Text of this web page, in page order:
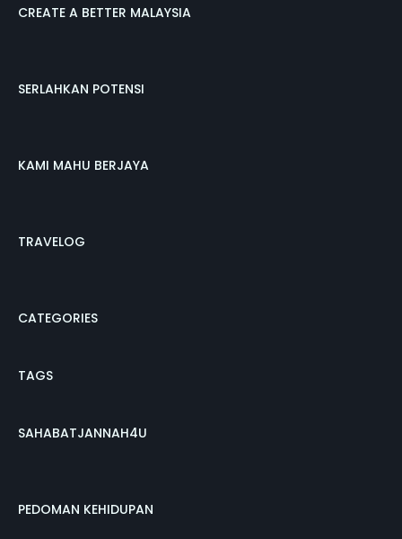
CREATE A BETTER MALAYSIA
SERLAHKAN POTENSI
KAMI MAHU BERJAYA
TRAVELOG
CATEGORIES
TAGS
SAHABATJANNAH4U
PEDOMAN KEHIDUPAN